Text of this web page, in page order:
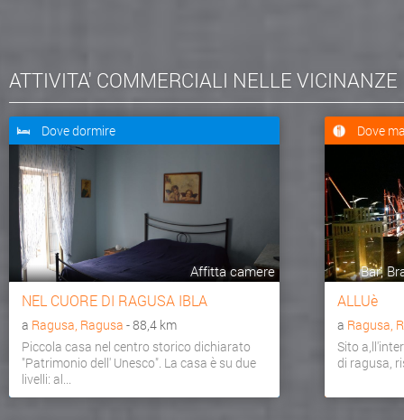
ATTIVITA' COMMERCIALI NELLE VICINANZE
Dove dormire
Affitta camere
NEL CUORE DI RAGUSA IBLA
a Ragusa, Ragusa - 88,4 km
Piccola casa nel centro storico dichiarato
"Patrimonio dell' Unesco". La casa è su due
livelli: al...
Dove
Bar,
ALLUè
a Ragusa,
Sito
di ragusa,